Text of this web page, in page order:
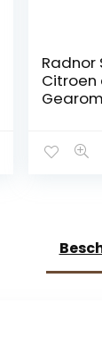
Radnor
Citroen